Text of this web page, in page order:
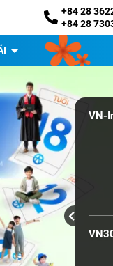
+84 28
+84 28
VN-